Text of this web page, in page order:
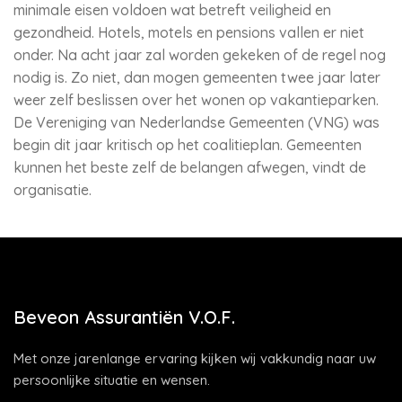
minimale eisen voldoen wat betreft veiligheid en
gezondheid. Hotels, motels en pensions vallen er niet
onder. Na acht jaar zal worden gekeken of de regel nog
nodig is. Zo niet, dan mogen gemeenten twee jaar later
weer zelf beslissen over het wonen op vakantieparken.
De Vereniging van Nederlandse Gemeenten (VNG) was
begin dit jaar kritisch op het coalitieplan. Gemeenten
kunnen het beste zelf de belangen afwegen, vindt de
organisatie.
Beveon Assurantiën V.O.F.
Met onze jarenlange ervaring kijken wij vakkundig naar uw
persoonlijke situatie en wensen.